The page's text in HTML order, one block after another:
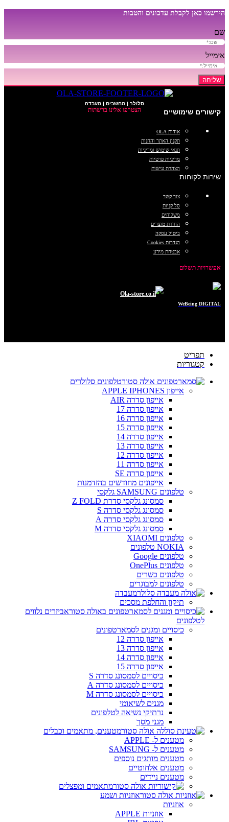
הירשמו כאן לקבלת עדכונים והטבות
שם
אימייל
שליחה
סלולר | מחשבים | מעבדה
הצטרפו אלינו ברשתות קישורים שימושיים
אודות OLA
תקנון האתר והחנות
תנאי שימוש ומדיניות
מדיניות פרטיות
הצהרת נגישות
שירות לקוחות
צור קשר
סל קניות
משלוחים
החזרת מוצרים
ביטול עסקה
הגדרות Cookies
אבטחת מידע
אפשרויות תשלום
Ola-store.co.il
WeBeing DIGITAL
תפריט
קטגוריות
טלפונים סלולרים
אייפון APPLE IPHONES
אייפון סדרה AIR
אייפון סדרה 17
אייפון סדרה 16
אייפון סדרה 15
אייפון סדרה 14
אייפון סדרה 13
אייפון סדרה 12
אייפון סדרה 11
אייפון סדרה SE
אייפונים מחודשים בהזדמנות
טלפונים SAMSUNG גלקסי
סמסונג גלקסי סדרת Z FOLD
סמסונג גלקסי סדרה S
סמסונג גלקסי סדרה A
סמסונג גלקסי סדרה M
טלפונים XIAOMI
NOKIA טלפונים
טלפונים Google
טלפונים OnePlus
טלפונים כשרים
טלפונים למבוגרים
מעבדה
תיקון והחלפת מסכים
אביזרים נלווים
לטלפונים
כיסויים ומגנים לסמארטפונים
אייפון סדרה 12
אייפון סדרה 13
אייפון סדרה 14
אייפון סדרה 15
כיסויים לסמסונג סדרה S
כיסויים לסמסונג סדרה A
כיסויים לסמסונג סדרה M
מגנים לשיאומי
נרתיקי נשיאה לטלפונים
מגני מסך
מטענים, מתאמים וכבלים
מטענים ל- APPLE
מטענים ל- SAMSUNG
מטענים מותגים נוספים
מטענים אלחוטיים
מטענים ניידים
מתאמים ומפצלים
אוזניות ושמע
אוזניות
אוזניות APPLE